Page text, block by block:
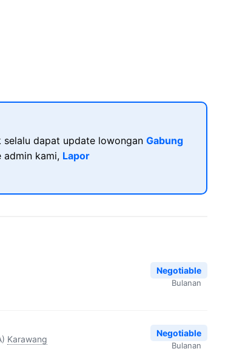
selalu dapat update lowongan Gabung
admin kami, Lapor
Negotiable
Bulanan
Karawang
Negotiable
Bulanan